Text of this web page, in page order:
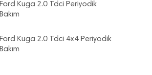
Ford Kuga 2.0 Tdci Periyodik
Bakım
Ford Kuga 2.0 Tdci 4x4 Periyodik
Bakım